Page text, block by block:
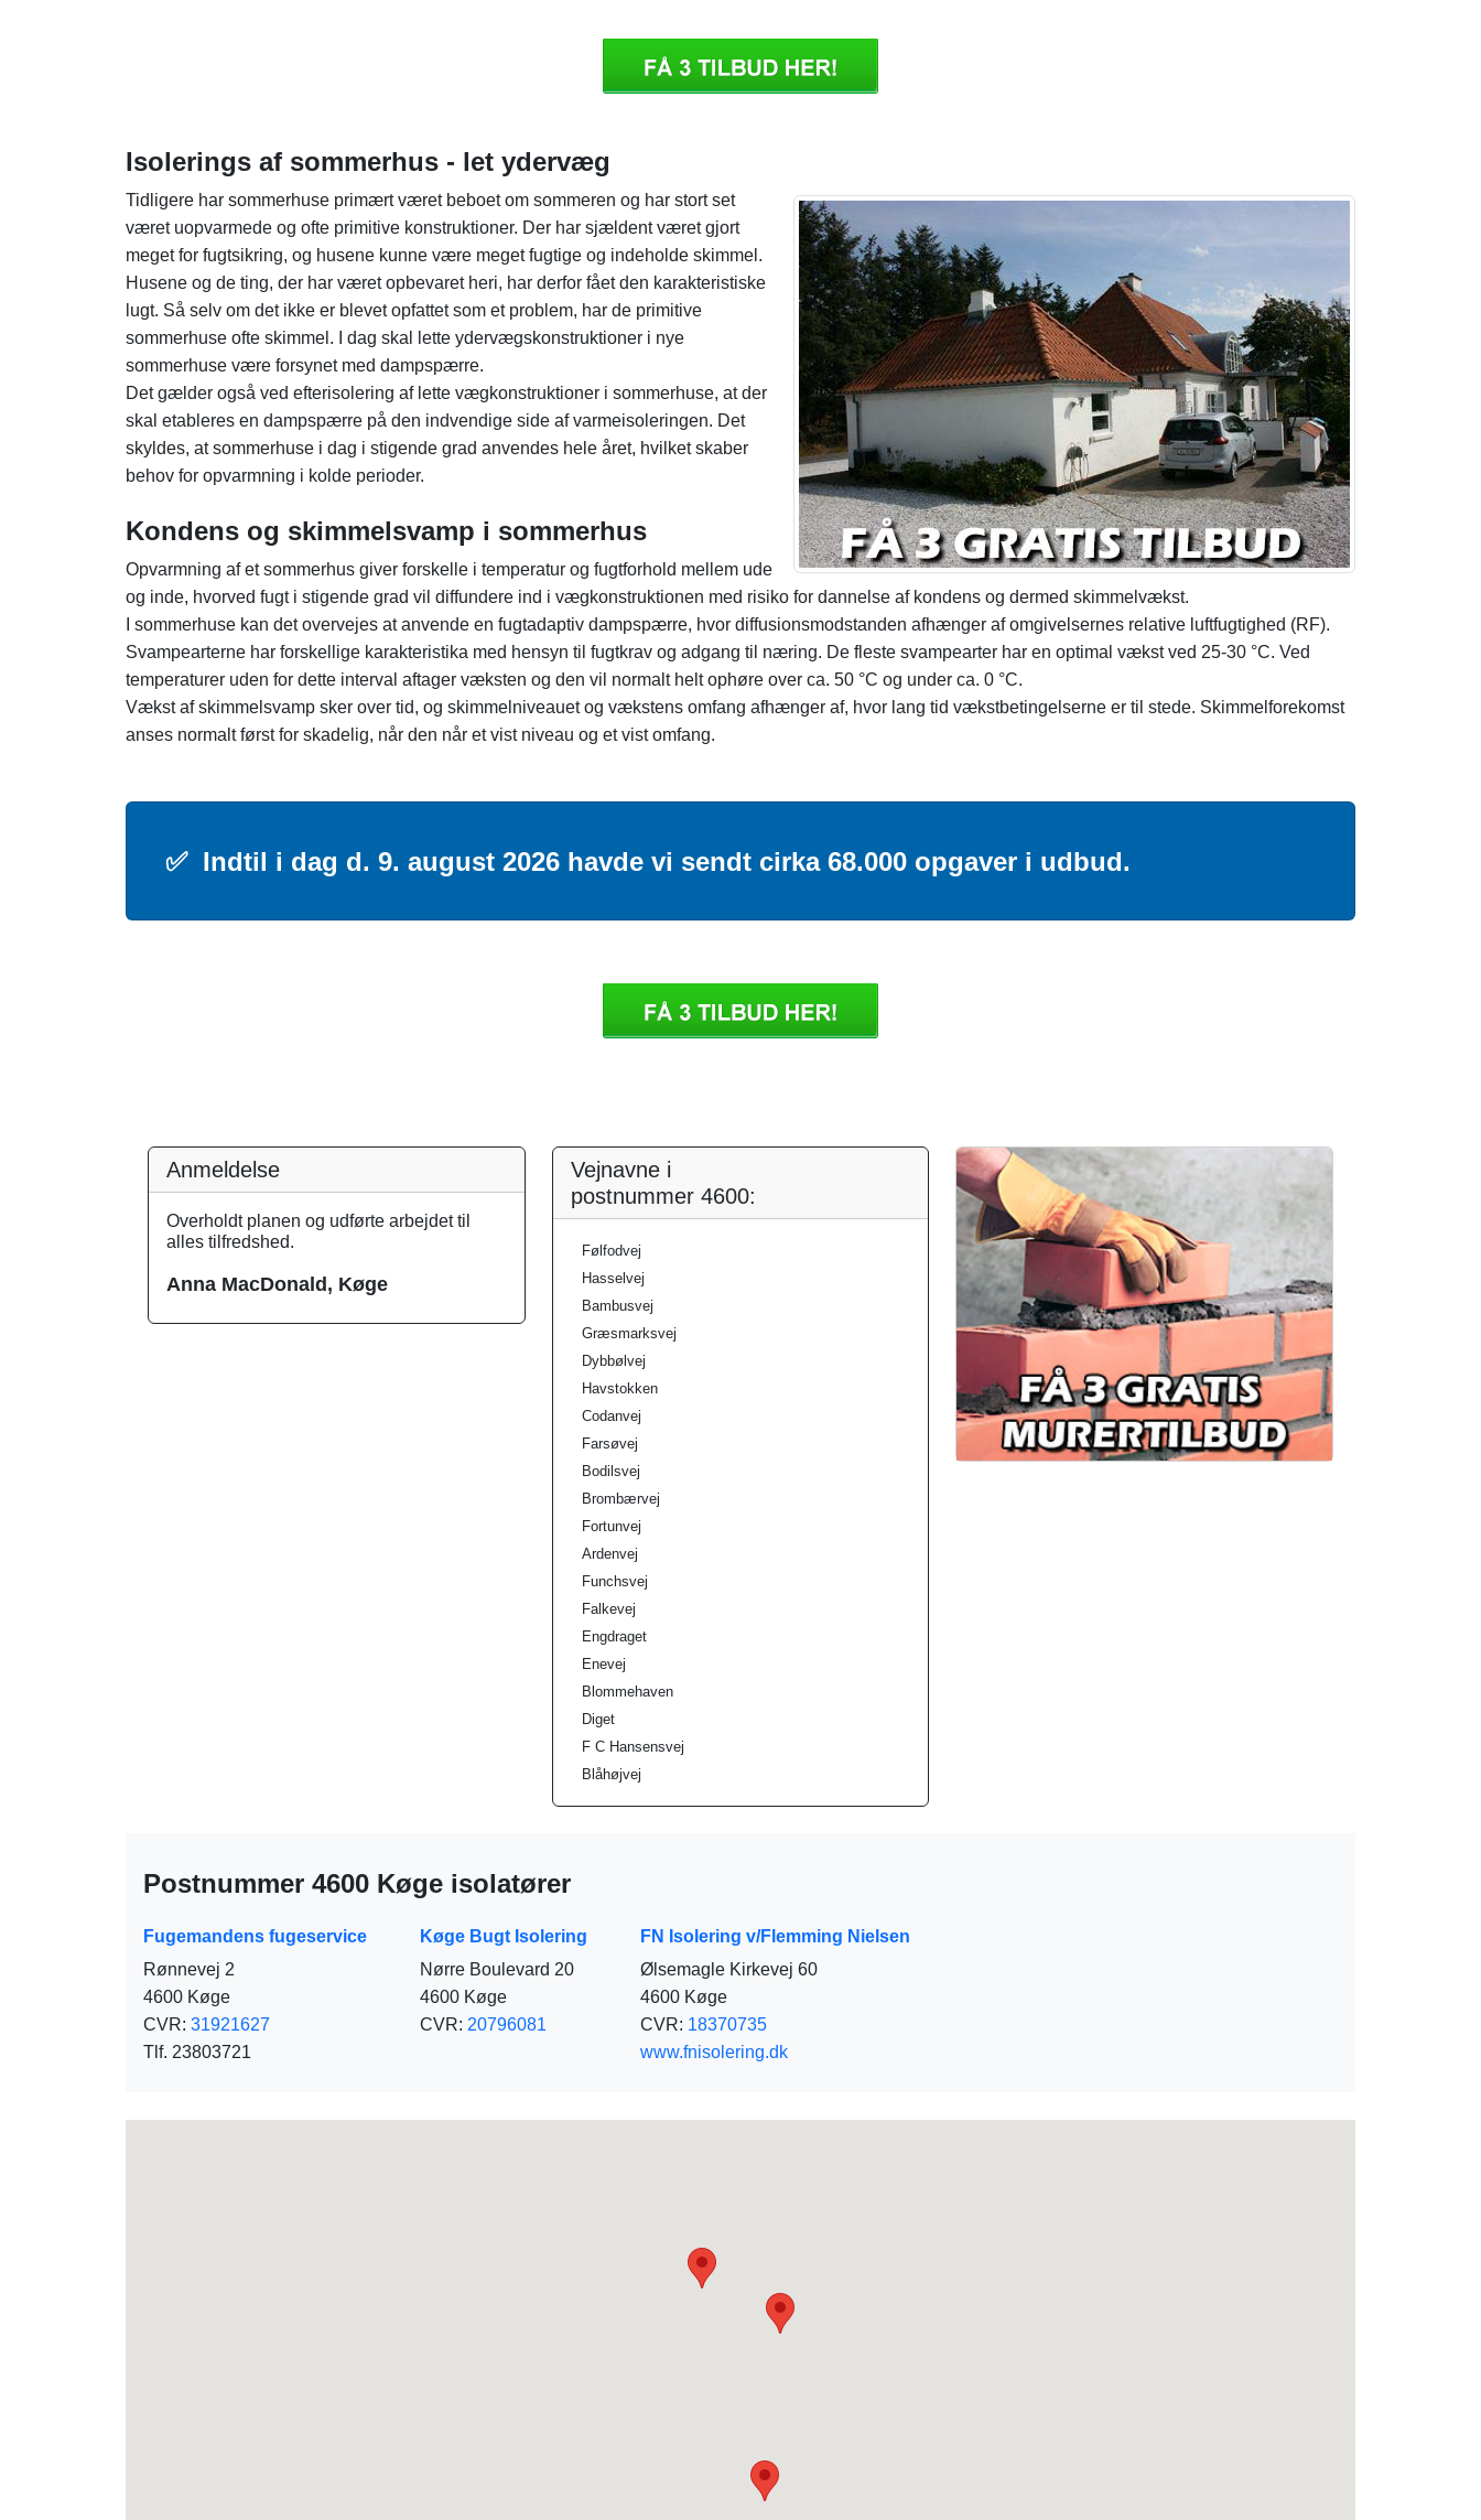
Isolerings af sommerhus - let ydervæg
Tidligere har sommerhuse primært været beboet om sommeren og har stort set
været uopvarmede og ofte primitive konstruktioner. Der har sjældent været gjort
meget for fugtsikring, og husene kunne være meget fugtige og indeholde skimmel.
Husene og de ting, der har været opbevaret heri, har derfor fået den karakteristiske
lugt. Så selv om det ikke er blevet opfattet som et problem, har de primitive
sommerhuse ofte skimmel. I dag skal lette ydervægskonstruktioner i nye
sommerhuse være forsynet med dampspærre.
Det gælder også ved efterisolering af lette vægkonstruktioner i sommerhuse, at der
skal etableres en dampspærre på den indvendige side af varmeisoleringen. Det
skyldes, at sommerhuse i dag i stigende grad anvendes hele året, hvilket skaber
behov for opvarmning i kolde perioder.
Kondens og skimmelsvamp i sommerhus
Opvarmning af et sommerhus giver forskelle i temperatur og fugtforhold mellem ude
og inde, hvorved fugt i stigende grad vil diffundere ind i vægkonstruktionen med risiko for dannelse af kondens og dermed skimmelvækst.
I sommerhuse kan det overvejes at anvende en fugtadaptiv dampspærre, hvor diffusionsmodstanden afhænger af omgivelsernes relative luftfugtighed (RF).
Svampearterne har forskellige karakteristika med hensyn til fugtkrav og adgang til næring. De fleste svampearter har en optimal vækst ved 25-30 °C. Ved
temperaturer uden for dette interval aftager væksten og den vil normalt helt ophøre over ca. 50 °C og under ca. 0 °C.
Vækst af skimmelsvamp sker over tid, og skimmelniveauet og vækstens omfang afhænger af, hvor lang tid vækstbetingelserne er til stede. Skimmelforekomst
anses normalt først for skadelig, når den når et vist niveau og et vist omfang.
✅ Indtil i dag d. 9. august 2026 havde vi sendt cirka 68.000 opgaver i udbud.
Anmeldelse
Overholdt planen og udførte arbejdet til
alles tilfredshed.
Anna MacDonald, Køge
Vejnavne i
postnummer 4600:
Følfodvej
Hasselvej
Bambusvej
Græsmarksvej
Dybbølvej
Havstokken
Codanvej
Farsøvej
Bodilsvej
Brombærvej
Fortunvej
Ardenvej
Funchsvej
Falkevej
Engdraget
Enevej
Blommehaven
Diget
F C Hansensvej
Blåhøjvej
Postnummer 4600 Køge isolatører
Fugemandens fugeservice
Rønnevej 2
4600 Køge
CVR: 31921627
Tlf. 23803721
Køge Bugt Isolering
Nørre Boulevard 20
4600 Køge
CVR: 20796081
FN Isolering v/Flemming Nielsen
Ølsemagle Kirkevej 60
4600 Køge
CVR: 18370735
www.fnisolering.dk